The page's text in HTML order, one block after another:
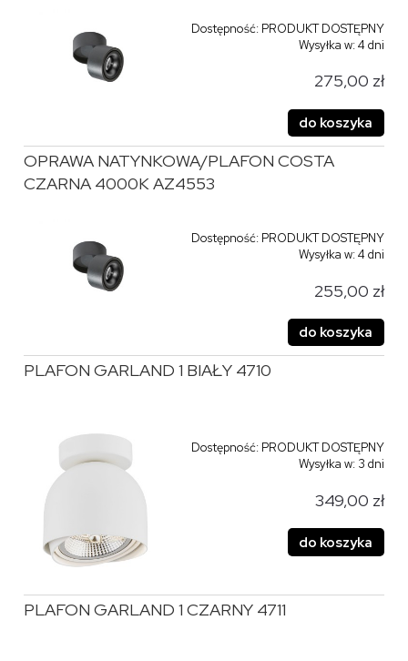
Dostępność: PRODUKT DOSTĘPNY
Wysyłka w:4 dni
275,00 zł
do koszyka
OPRAWA NATYNKOWA/PLAFON COSTA
CZARNA 4000K AZ4553
Dostępność: PRODUKT DOSTĘPNY
Wysyłka w:4 dni
255,00 zł
do koszyka
PLAFON GARLAND 1 BIAŁY 4710
Dostępność: PRODUKT DOSTĘPNY
Wysyłka w: 3 dni
349,00 zł
do koszyka
PLAFON GARLAND 1 CZARNY 4711